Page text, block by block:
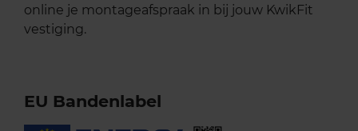
online je montageafspraak in bij jouw KwikFit
vestiging.
EU Bandenlabel